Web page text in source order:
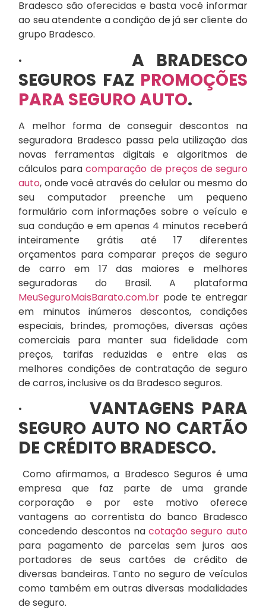
Bradesco são oferecidas e basta você informar
ao seu atendente a condição de já ser cliente do
grupo Bradesco.
·A BRADESCO
SEGUROS FAZ PROMOÇÕES
PARA SEGURO AUTO.
A melhor forma de conseguir descontos na
seguradora Bradesco passa pela utilização das
novas ferramentas digitais e algoritmos de
cálculos paracomparação de preços de seguro
auto, onde você através do celular ou mesmo do
seu computador preenche um pequeno
formulário com informações sobre o veículo e
sua condução e em apenas 4 minutos receberá
inteiramente grátis até 17 diferentes
orçamentos para comparar preços de seguro
de carro em 17 das maiores e melhores
seguradoras do Brasil. A plataforma
MeuSeguroMaisBarato.com.br pode te entregar
em minutos inúmeros descontos, condições
especiais, brindes, promoções, diversas ações
comerciais para manter sua fidelidade com
preços, tarifas reduzidas e entre elas as
melhores condições de contratação de seguro
de carros, inclusive os da Bradesco seguros.
· VANTAGENS PARA
SEGURO AUTO NO CARTÃO
DE CRÉDITO BRADESCO.
Como afirmamos, a Bradesco Seguros é uma
empresa que faz parte de uma grande
corporação e por este motivo oferece
vantagens ao correntista do banco Bradesco
concedendo descontos nacotação seguro auto
para pagamento de parcelas sem juros aos
portadores de seus cartões de crédito de
diversas bandeiras. Tanto no seguro de veículos
como também em outras diversas modalidades
de seguro.